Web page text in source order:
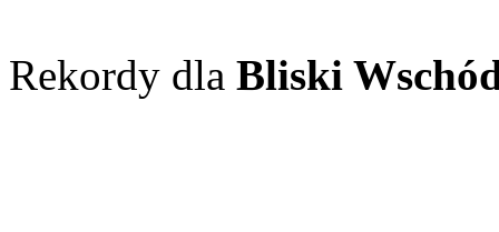
Rekordy dla Bliski